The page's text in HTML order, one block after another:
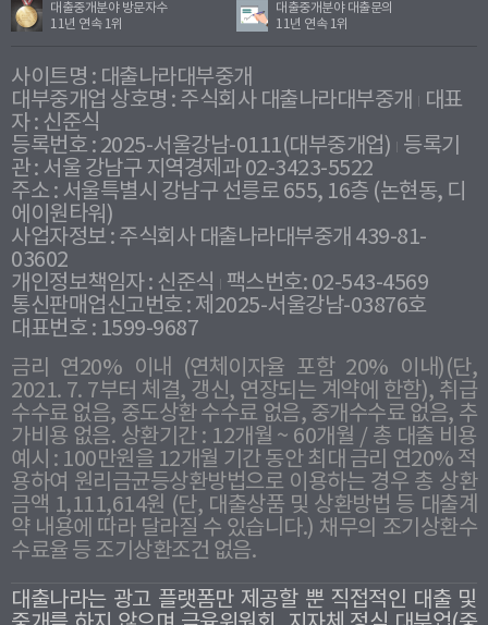
대출중개분야 방문자수
11년 연속 1위
대출중개분야 대출문의
11년 연속 1위
사이트명 : 대출나라대부중개
대부중개업 상호명 : 주식회사 대출나라대부중개
대표
자 : 신준식
등록번호 : 2025-서울강남-0111(대부중개업) 등록기
관 : 서울 강남구 지역경제과 02-3423-5522
주소 : 서울특별시 강남구 선릉로 655, 16층 (논현동, 디
에이원타워)
사업자정보 : 주식회사 대출나라대부중개 439-81-
03602
개인정보책임자 : 신준식
팩스번호: 02-543-4569
통신판매업신고번호 : 제2025-서울강남-03876호
대표번호 : 1599-9687
금리 연20% 이내 (연체이자율 포함 20% 이내)(단,
2021. 7. 7부터 체결, 갱신, 연장되는 계약에 한함), 취급
수수료 없음, 중도상환 수수료 없음, 중개수수료 없음, 추
가비용 없음. 상환기간 : 12개월 ~ 60개월 / 총 대출 비용
예시 : 100만원을 12개월 기간 동안 최대 금리 연20% 적
용하여 원리금균등상환방법으로 이용하는 경우 총 상환
금액 1,111,614원 (단, 대출상품 및 상환방법 등 대출계
약 내용에 따라 달라질 수 있습니다.) 채무의 조기상환수
수료율 등 조기상환조건 없음.
대출나라는 광고 플랫폼만 제공할 뿐 직접적인 대출 및